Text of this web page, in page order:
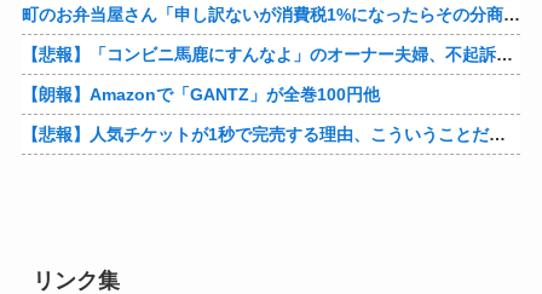
町のお弁当屋さん「申し訳ないが消費税1%になったらその分商品代を値上げするわ」 「うちも！」
【悲報】「コンビニ馬鹿にすんなよ」のオーナー夫婦、不起訴ｗｗｗｗｗｗｗｗ
【朗報】Amazonで「GANTZ」が全巻100円他
【悲報】人気チケットが1秒で完売する理由、こういうことだったｗｗｗｗ他
リンク集